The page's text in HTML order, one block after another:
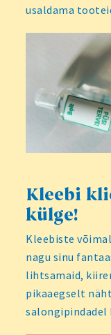
usaldama
Kleebi
külge!
Kleebiste
nagu sinu
lihtsamaid,
pikaaegselt
salongipindadel